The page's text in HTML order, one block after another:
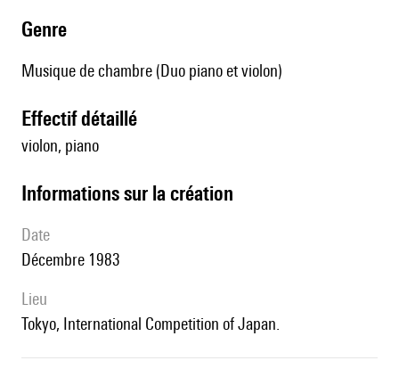
genre
Musique de chambre (Duo piano et violon)
effectif détaillé
violon, piano
informations sur la création
date
Décembre 1983
lieu
Tokyo, International Competition of Japan.